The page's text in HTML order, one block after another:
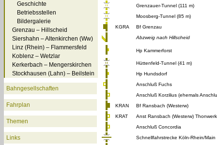
Geschichte
Betriebsstellen
Bildergalerie
Grenzau – Hillscheid
Siershahn – Altenkirchen (Ww)
Linz (Rhein) – Flammersfeld
Koblenz – Wetzlar
Kerkerbach – Mengerskirchen
Stockhausen (Lahn) – Beilstein
Bahngesellschaften
Fahrplan
Themen
Links
Grenzauer-Tunnel (111 m)
Moosberg-Tunnel (85 m)
KGRA
Bf Grenzau
Abzweig nach Hillscheid
Hp Kammerforst
Hüttenfeld-Tunnel (41 m)
Hp Hundsdorf
Anschluß Fuchs
Anschluß Korzilius (ehemals
KRAN
Bf Ransbach (Westerw)
KRAT
Anst Ransbach (Westerw)
Anschluß Concordia
Schnellfahrstrecke Köln-Rhein/Main